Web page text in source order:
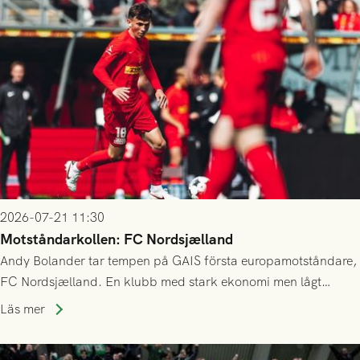
2026-07-21 11:30
Motståndarkollen: FC Nordsjælland
Andy Bolander tar tempen på GAIS första europamotståndare,
FC Nordsjælland. En klubb med stark ekonomi men lågt
publiksnitt, ett lag med både kollektiv styrka och individuell
Läs mer